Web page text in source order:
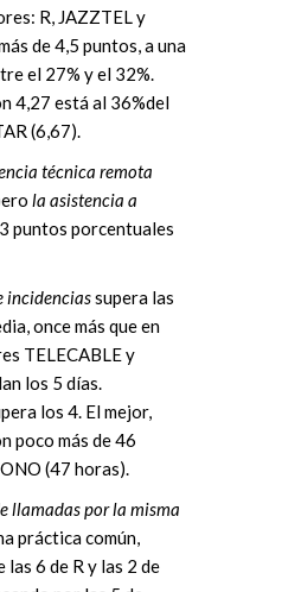
R, JAZZTEL y
de 4,5 puntos, a una
el 27% y el 32%.
4,27 está al 36%del
(6,67).
técnica remota
la asistencia a
puntos porcentuales
incidenciassupera las
once más que en
TELECABLE y
los 5 días.
los 4. El mejor,
poco más de 46
(47 horas).
llamadas por la misma
práctica común,
6 de R y las 2 de